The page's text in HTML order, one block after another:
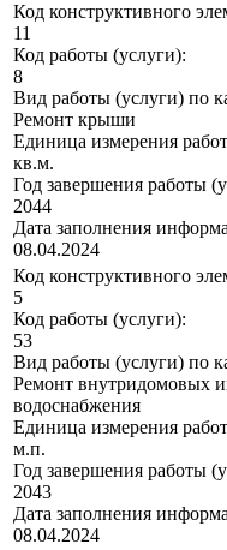
Код конструктивного
11
Код работы (услуги):
8
Вид работы (услуги) по
Ремонт крыши
Единица измерения
кв.м.
Год завершения работы
2044
Дата заполнения
08.04.2024
Код конструктивного
5
Код работы (услуги):
53
Вид работы (услуги) по
Ремонт внутридомовых
водоснабжения
Единица измерения
м.п.
Год завершения работы
2043
Дата заполнения
08.04.2024